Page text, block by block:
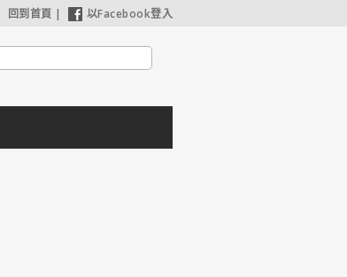
回到首頁 | 以Facebook登入